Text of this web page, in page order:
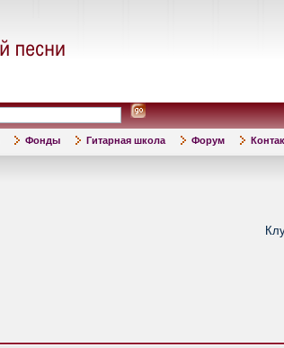
Фонды Гитарная школа Форум